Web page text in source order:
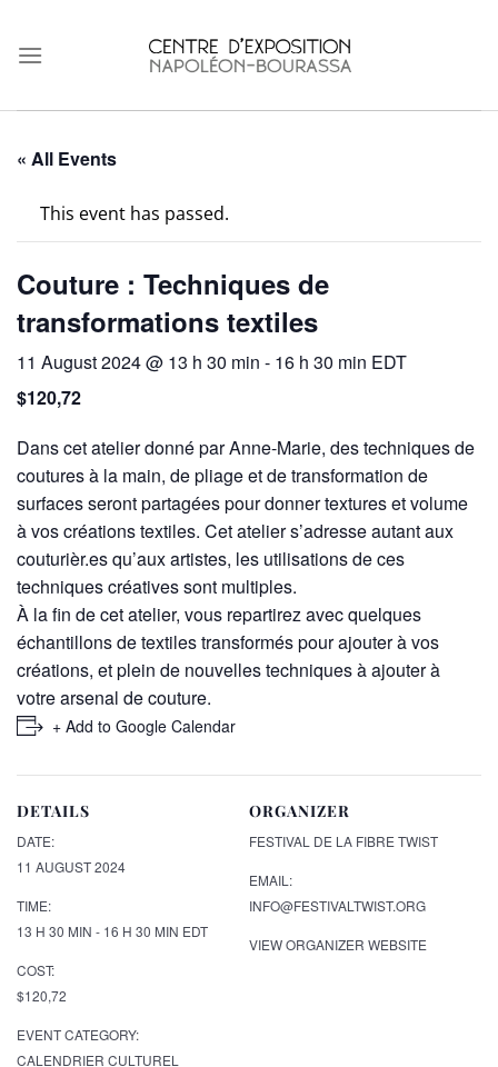
content
« All Events
This event has passed.
Couture : Techniques de
transformations textiles
11 August 2024 @ 13 h 30 min - 16 h 30 min EDT
$120,72
Dans cet atelier donné par Anne-Marie, des techniques de
coutures à la main, de pliage et de transformation de
surfaces seront partagées pour donner textures et volume
à vos créations textiles. Cet atelier s’adresse autant aux
couturièr.es qu’aux artistes, les utilisations de ces
techniques créatives sont multiples.
À la fin de cet atelier, vous repartirez avec quelques
échantillons de textiles transformés pour ajouter à vos
créations, et plein de nouvelles techniques à ajouter à
votre arsenal de couture.
+ Add to Google Calendar
DETAILS
DATE:
11 AUGUST 2024
TIME:
13 H 30 MIN - 16 H 30 MIN EDT
COST:
$120,72
EVENT CATEGORY:
CALENDRIER CULTUREL
ORGANIZER
FESTIVAL DE LA FIBRE TWIST
EMAIL:
INFO@FESTIVALTWIST.ORG
VIEW ORGANIZER WEBSITE